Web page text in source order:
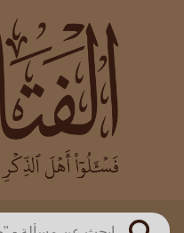
العالم
بن باز
بن
اللجنة الدائمة